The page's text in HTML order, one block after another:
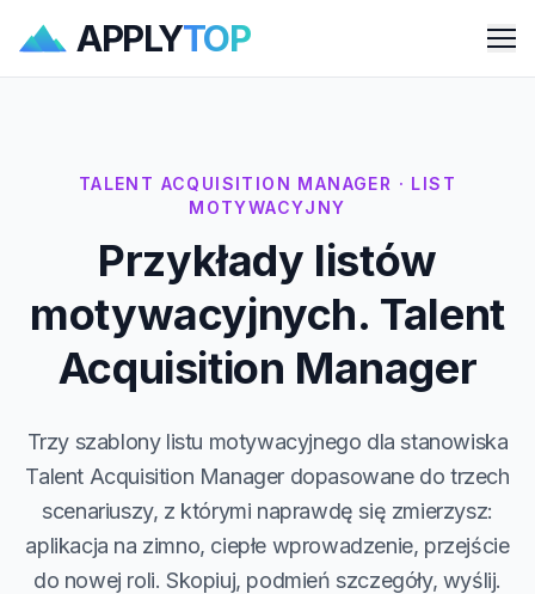
APPLYTOP
TALENT ACQUISITION MANAGER · LIST
MOTYWACYJNY
Przykłady listów
motywacyjnych. Talent
Acquisition Manager
Trzy szablony listu motywacyjnego dla stanowiska
Talent Acquisition Manager dopasowane do trzech
scenariuszy, z którymi naprawdę się zmierzysz:
aplikacja na zimno, ciepłe wprowadzenie, przejście
do nowej roli. Skopiuj, podmień szczegóły, wyślij.